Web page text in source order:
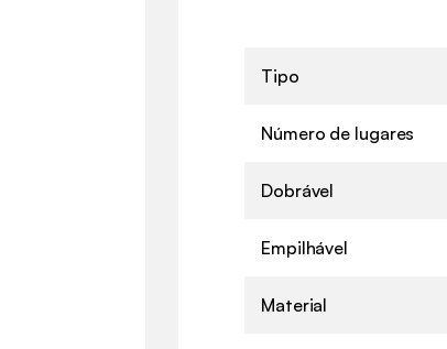
Tipo
Número de lugares
Dobrável
Empilhável
Material